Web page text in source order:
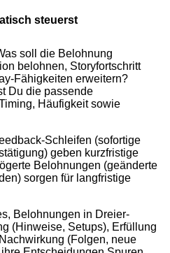
steuerst
soll die Belohnung
belohnen, Storyfortschritt
Fähigkeiten erweitern?
Du die passende
Häufigkeit sowie
Schleifen (sofortige
geben kurzfristige
Belohnungen (geänderte
sorgen für langfristige
Belohnungen in Dreier-
(Hinweise, Setups), Erfüllung
(Folgen, neue